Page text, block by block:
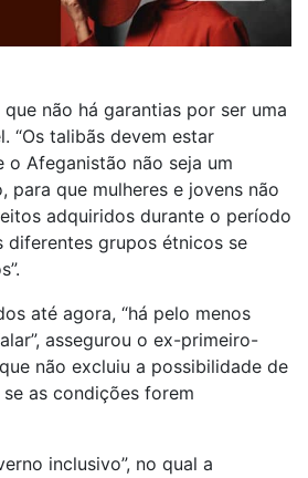
não há garantias por ser uma
“Os talibãs devem estar
o Afeganistão não seja um
para que mulheres e jovens não
adquiridos durante o período
diferentes grupos étnicos se
até agora, “há pelo menos
assegurou o ex-primeiro-
não excluiu a possibilidade de
as condições forem
inclusivo”, no qual a